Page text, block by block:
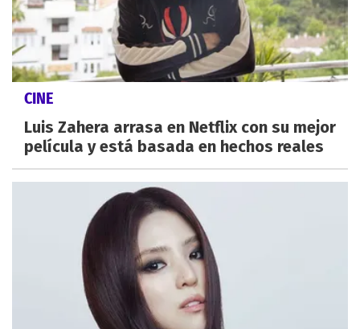
CINE
Luis Zahera arrasa en Netflix con su mejor
película y está basada en hechos reales